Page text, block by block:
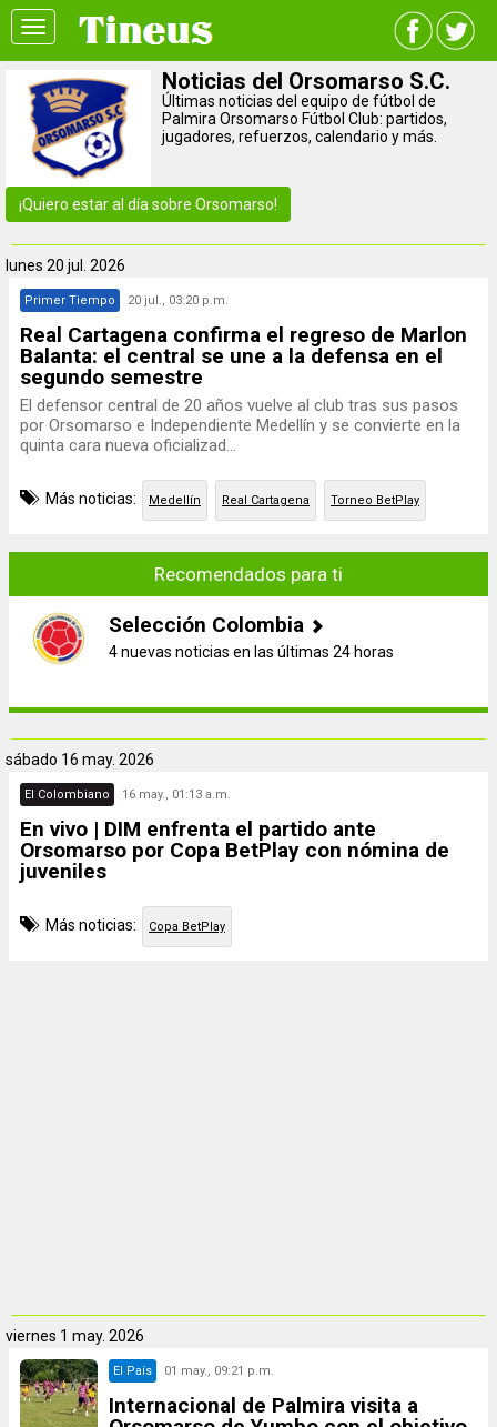
Toggle
navigation
Noticias del Orsomarso S.C.
Últimas noticias del equipo de fútbol de
Palmira Orsomarso Fútbol Club: partidos,
jugadores, refuerzos, calendario y más.
¡Quiero estar al día sobre Orsomarso!
lunes 20 jul. 2026
Primer Tiempo 20 jul., 03:20 p.m.
Real Cartagena confirma el regreso de Marlon
Balanta: el central se une a la defensa en el
segundo semestre
El defensor central de 20 años vuelve al club tras sus pasos
por Orsomarso e Independiente Medellín y se convierte en la
quinta cara nueva oficializad...
Más noticias: Medellín Real Cartagena Torneo BetPlay
Recomendados para ti
Selección Colombia
4 nuevas noticias en las últimas 24 horas
sábado 16 may. 2026
El Colombiano 16 may., 01:13 a.m.
En vivo | DIM enfrenta el partido ante
Orsomarso por Copa BetPlay con nómina de
juveniles
Más noticias: Copa BetPlay
viernes 1 may. 2026
El País 01 may., 09:21 p.m.
Internacional de Palmira visita a